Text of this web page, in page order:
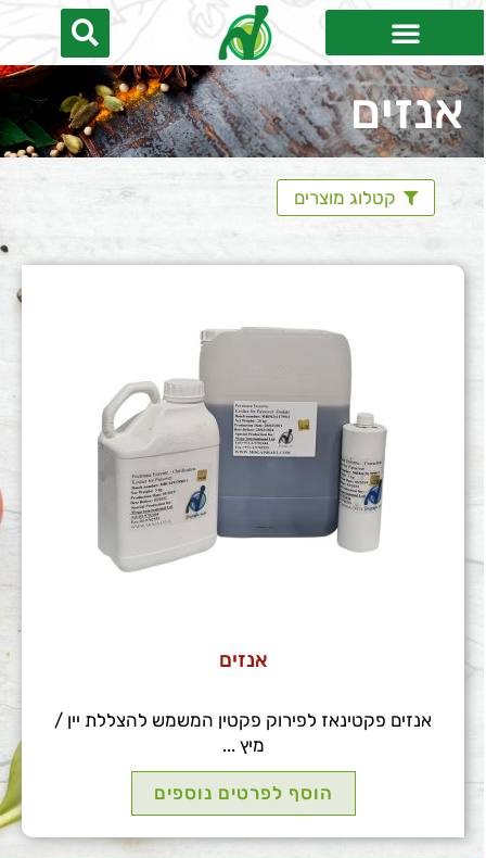
אנזים
קטלוג מוצרים
אנזים
אנזים פקטינאז לפירוק פקטין המשמש להצללת יין /
מיץ ...
הוסף לפרטים נוספים